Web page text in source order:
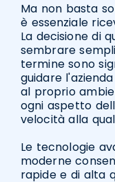
Ma non basta
è essenziale
La decisione di
sembrare
termine sono
guidare
al proprio
ogni aspetto
velocità alla
Le tecnologie
moderne
rapide e di alta